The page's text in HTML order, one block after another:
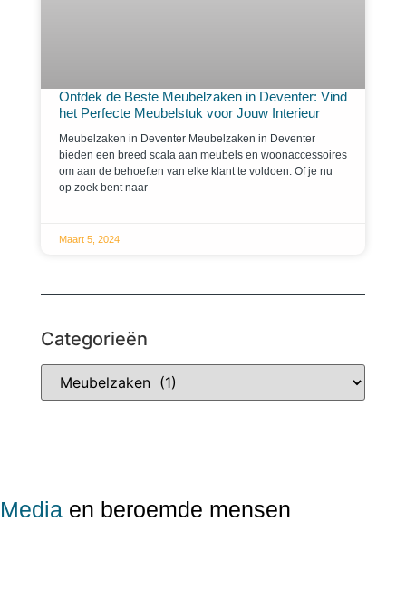
Categorieën
Ontdek de Beste Meubelzaken in Deventer: Vind
het Perfecte Meubelstuk voor Jouw Interieur
Meubelzaken in Deventer Meubelzaken in Deventer
bieden een breed scala aan meubels en woonaccessoires
om aan de behoeften van elke klant te voldoen. Of je nu
op zoek bent naar
Maart 5, 2024
Media en beroemde mensen